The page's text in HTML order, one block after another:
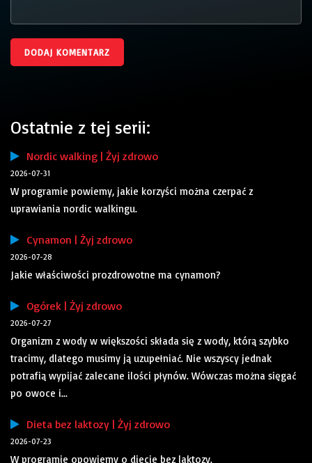
Ostatnie z tej serii:
Nordic walking | Żyj zdrowo
2026-07-31
W programie powiemy, jakie korzyści można czerpać z
uprawiania nordic walkingu.
Cynamon | Żyj zdrowo
2026-07-28
Jakie właściwości prozdrowotne ma cynamon?
Ogórek | Żyj zdrowo
2026-07-27
Organizm z wody w większości składa się z wody, którą szybko
tracimy, dlatego musimy ją uzupełniać. Nie wszyscy jednak
potrafią wypijać zalecane ilości płynów. Wówczas można sięgać
po owoce i...
Dieta bez laktozy | Żyj zdrowo
2026-07-23
W programie opowiemy o diecie bez laktozy.